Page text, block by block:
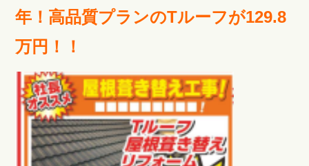
年！高品質プランのTルーフが129.8
万円！！